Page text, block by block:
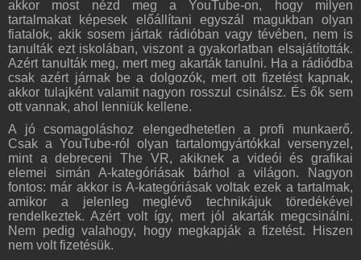
akkor most nézd meg a YouTube-on, hogy milyen
tartalmakat képesek előállítani egyszál magukban olyan
fiatalok, akik sosem jártak rádióban vagy tévében, nem is
tanulták ezt iskolában, viszont a gyakorlatban elsajátították.
Azért tanulták meg, mert meg akarták tanulni. Ha a rádiódba
csak azért járnak be a dolgozók, mert ott fizetést kapnak,
akkor tulajként valamit nagyon rosszul csinálsz. És ők sem
ott vannak, ahol lenniük kellene.
A jó csomagoláshoz elengedhetetlen a profi munkaerő.
Csak a YouTube-ról olyan tartalomgyártókkal versenyzel,
mint a debreceni The VR, akiknek a videói és grafikai
elemei simán A-kategóriásak bárhol a világon. Nagyon
fontos: már akkor is A-kategóriásak voltak ezek a tartalmak,
amikor a jelenleg meglévő technikájuk töredékével
rendelkeztek. Azért volt így, mert jól akarták megcsinálni.
Nem pedig valahogy, hogy megkapják a fizetést. Hiszen
nem volt fizetésük.